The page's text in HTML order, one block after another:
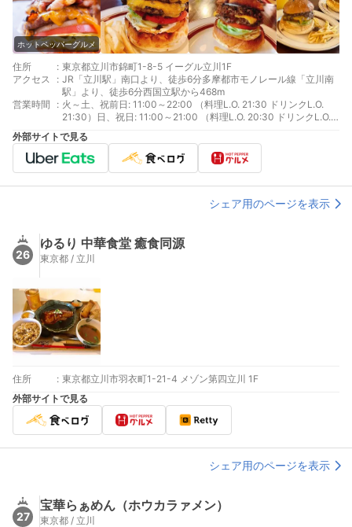
ホットペッパーグルメ
住所 : 東京都立川市錦町1-8-5 イーグル立川1F
アクセス
: JR「立川駅」南口より、徒歩6分多摩都市モノレール線「立川南
駅」より、徒歩6分西国立駅から468m
営業時間
: 火～土、祝前日: 11:00～22:00 （料理L.O. 21:30 ドリンクL.O.
21:30）日、祝日: 11:00～21:00 （料理L.O. 20:30 ドリンクL.O.
20:30）
外部サイトで見る
シェア用のページを表示
26
ゆるり 中華食堂 癒食同源
東京都 / 立川
住所 : 東京都立川市羽衣町1-21-4 メゾン第四立川 1F
外部サイトで見る
シェア用のページを表示
27
宝華らぁめん（ホウカラァメン）
東京都 / 立川